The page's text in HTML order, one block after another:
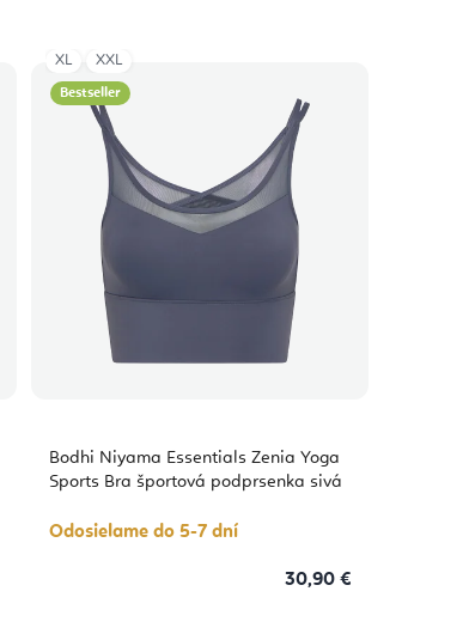
Bestseller
Bodhi Niyama Essentials Zenia Yoga
Sports Bra športová podprsenka sivá
Odosielame do 5-7 dní
30,90 €
XL XXL